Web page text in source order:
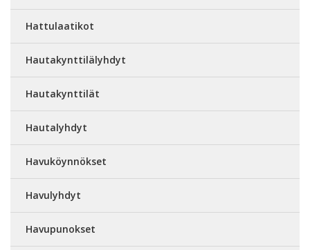
Hattulaatikot
Hautakynttilälyhdyt
Hautakynttilät
Hautalyhdyt
Havuköynnökset
Havulyhdyt
Havupunokset